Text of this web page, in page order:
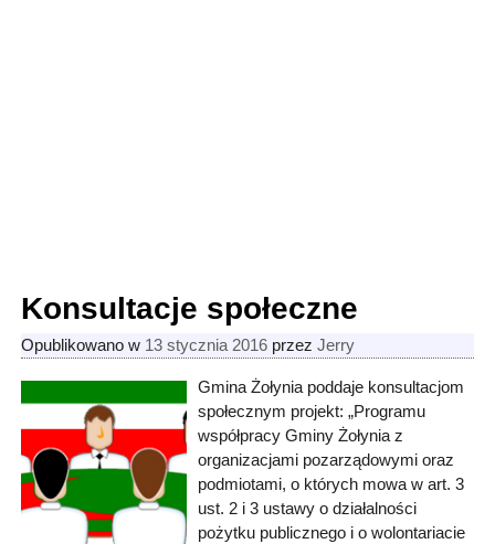
Konsultacje społeczne
Opublikowano w 13 stycznia 2016 przez Jerry
Gmina Żołynia poddaje konsultacjom
społecznym projekt: „Programu
współpracy Gminy Żołynia z
organizacjami pozarządowymi oraz
podmiotami, o których mowa w art. 3
ust. 2 i 3 ustawy o działalności
pożytku publicznego i o wolontariacie